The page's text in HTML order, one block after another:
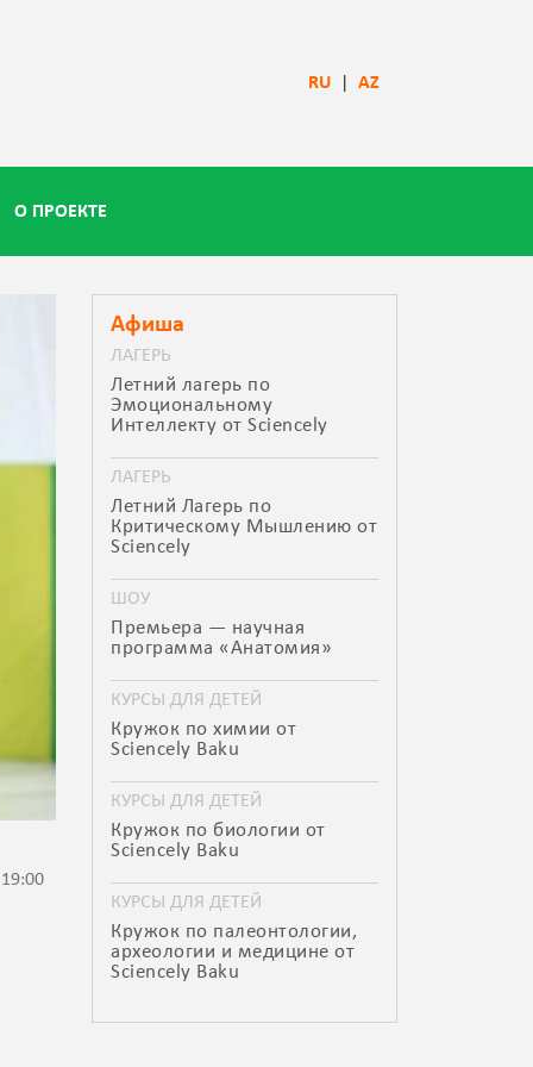
RU| AZ
О ПРОЕКТЕ
Афиша
ЛАГЕРЬ
Летний лагерь по
Эмоциональному
Интеллекту от Sciencely
ЛАГЕРЬ
Летний Лагерь по
Критическому Мышлению от
Sciencely
ШОУ
Премьера — научная
программа «Анатомия»
КУРСЫ ДЛЯ ДЕТЕЙ
Кружок по химии от
Sciencely Baku
КУРСЫ ДЛЯ ДЕТЕЙ
Кружок по биологии от
Sciencely Baku
КУРСЫ ДЛЯ ДЕТЕЙ
Кружок по палеонтологии,
археологии и медицине от
Sciencely Baku